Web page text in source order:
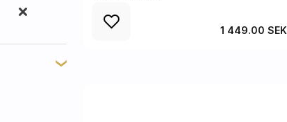
1 449.00 SEK